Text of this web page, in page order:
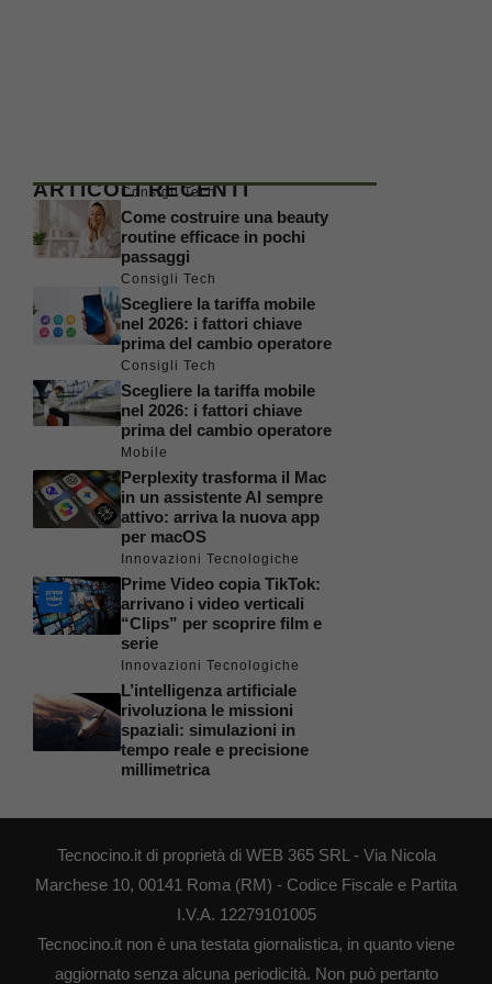
ARTICOLI RECENTI
Consigli Tech
Come costruire una beauty
routine efficace in pochi
passaggi
Consigli Tech
Scegliere la tariffa mobile
nel 2026: i fattori chiave
prima del cambio operatore
Consigli Tech
Scegliere la tariffa mobile
nel 2026: i fattori chiave
prima del cambio operatore
Mobile
Perplexity trasforma il Mac
in un assistente AI sempre
attivo: arriva la nuova app
per macOS
Innovazioni Tecnologiche
Prime Video copia TikTok:
arrivano i video verticali
“Clips” per scoprire film e
serie
Innovazioni Tecnologiche
L’intelligenza artificiale
rivoluziona le missioni
spaziali: simulazioni in
tempo reale e precisione
millimetrica
Tecnocino.it di proprietà di WEB 365 SRL - Via Nicola
Marchese 10, 00141 Roma (RM) - Codice Fiscale e Partita
I.V.A. 12279101005
Tecnocino.it non è una testata giornalistica, in quanto viene
aggiornato senza alcuna periodicità. Non può pertanto